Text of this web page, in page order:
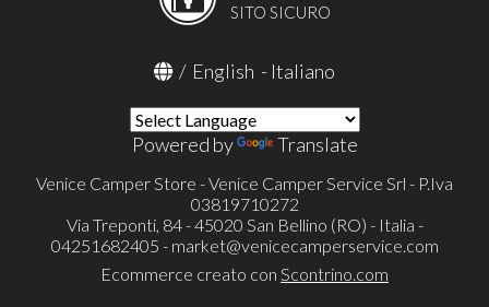
SITO SICURO
/ English - Italiano
Powered by Translate
Venice Camper Store - Venice Camper Service Srl - P.Iva
03819710272
Via Treponti, 84 - 45020 San Bellino (RO) - Italia -
04251682405 - market@venicecamperservice.com
Ecommerce creato con Scontrino.com